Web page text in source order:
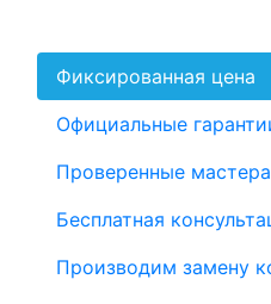
Фиксированная цена
Официальные
Проверенные мастера
Бесплатная
Производим замену